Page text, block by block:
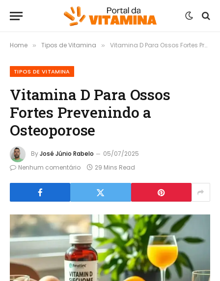
Home » Tipos de Vitamina » Vitamina D Para Ossos Fortes Prevenindo a Osteoporose
TIPOS DE VITAMINA
Vitamina D Para Ossos
Fortes Prevenindo a
Osteoporose
ByJosé Júnio Rabelo
05/07/2025
Nenhum comentário
29 Mins Read